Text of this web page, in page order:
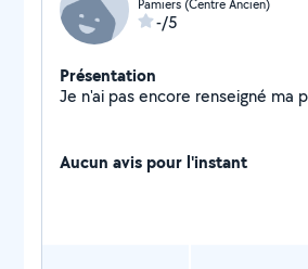
Pamiers (Centre Ancien)
-/5
Présentation
Je
Aucun avis pour l'instant